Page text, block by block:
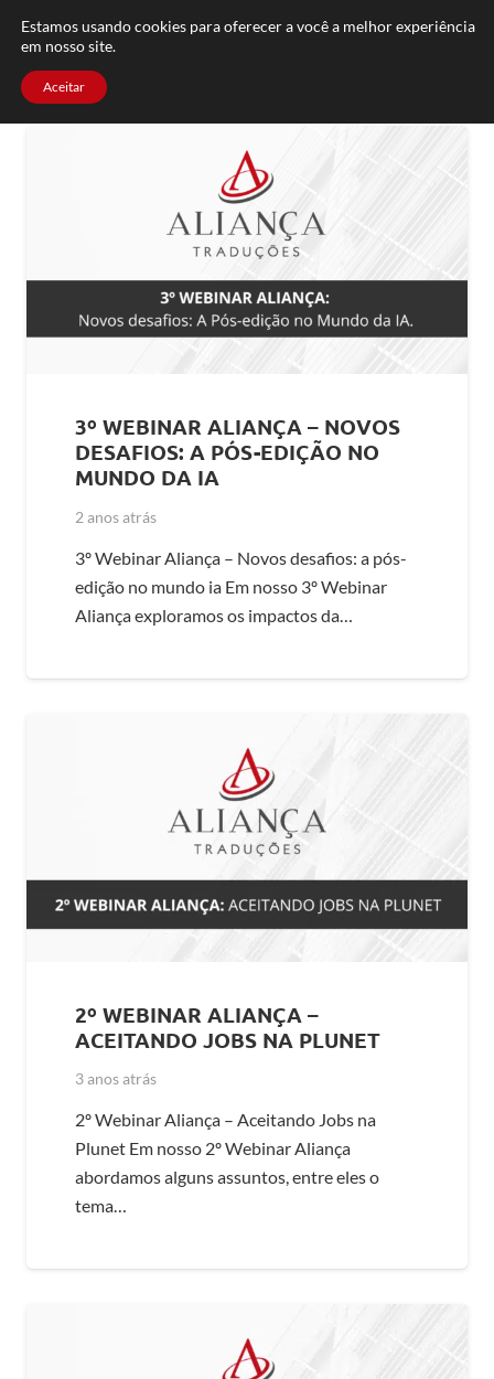
FAQ TRABALHE CONOSCO CONTATO
3º WEBINAR ALIANÇA – NOVOS
DESAFIOS: A PÓS-EDIÇÃO NO
MUNDO DA IA
2 anos atrás
3º Webinar Aliança – Novos desafios: a pós-
edição no mundo ia Em nosso 3º Webinar
Aliança exploramos os impactos da…
2º WEBINAR ALIANÇA –
ACEITANDO JOBS NA PLUNET
3 anos atrás
2º Webinar Aliança – Aceitando Jobs na
Plunet Em nosso 2º Webinar Aliança
abordamos alguns assuntos, entre eles o
tema…
Estamos usando cookies para oferecer a você a melhor experiência
em nosso site.
Aceitar